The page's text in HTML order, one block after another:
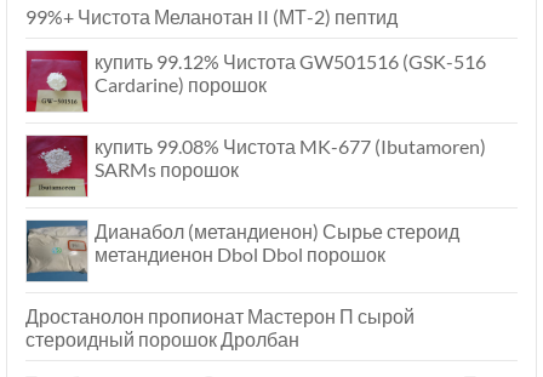
99%+ Чистота Меланотан II (МТ-2) пептид
купить 99.12% Чистота GW501516 (GSK-516
Cardarine) порошок
купить 99.08% Чистота MK-677 (Ibutamoren)
SARMs порошок
Дианабол (метандиенон) Сырье стероид
метандиенон Dbol Dbol порошок
Дростанолон пропионат Мастерон П сырой
стероидный порошок Дролбан